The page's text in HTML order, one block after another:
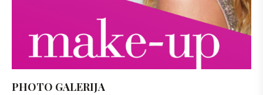
PHOTO GALERIJA